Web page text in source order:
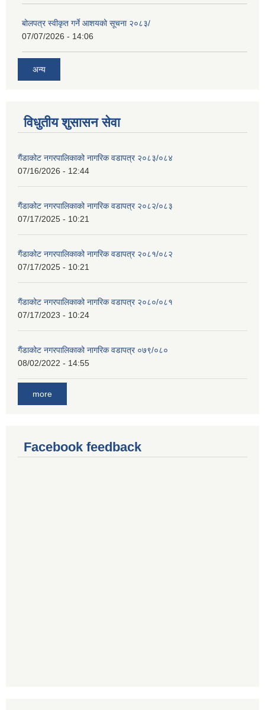
बोलपत्र स्वीकृत गर्ने आशयको सूचना २०८३/
07/07/2026 - 14:06
अन्य
विधुतीय शुसासन सेवा
गैंडाकोट नगरपालिकाको नागरिक वडापत्र २०८३/०८४
07/16/2026 - 12:44
गैंडाकोट नगरपालिकाको नागरिक वडापत्र २०८२/०८३
07/17/2025 - 10:21
गैंडाकोट नगरपालिकाको नागरिक वडापत्र २०८१/०८२
07/17/2025 - 10:21
गैंडाकोट नगरपालिकाको नागरिक वडापत्र २०८०/०८१
07/17/2023 - 10:24
गैंडाकोट नगरपालिकाको नागरिक वडापत्र ०७९/०८०
08/02/2022 - 14:55
more
Facebook feedback